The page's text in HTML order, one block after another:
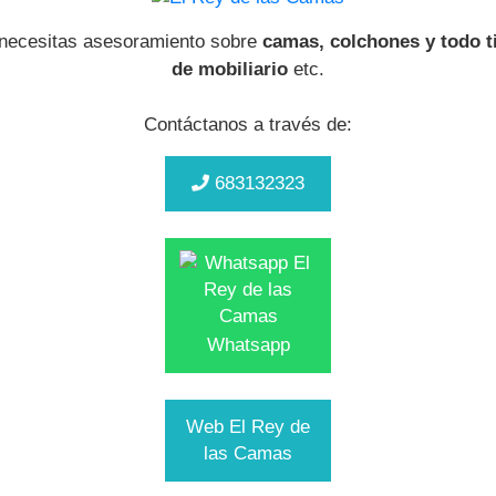
asesoramiento sobre camas, colchones y todo
de mobiliario etc.
Contáctanos a través de:
683132323
Whatsapp
Web El Rey de
las Camas